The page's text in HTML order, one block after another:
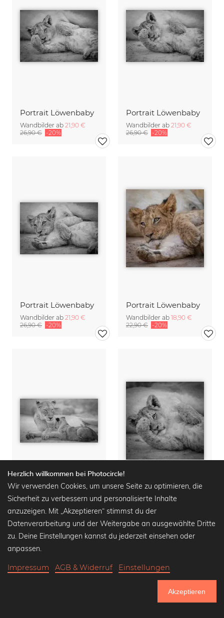
Portrait Löwenbaby
Wandbilder ab 21,90 €
26,90 € -20%
Portrait Löwenbaby
Wandbilder ab 21,90 €
26,90 € -20%
Portrait Löwenbaby
Wandbilder ab 21,90 €
26,90 € -20%
Portrait Löwenbaby
Wandbilder ab 18,90 €
22,90 € -20%
Portrait Löwin mit Löwenbaby
Wandbilder ab18,90 €
22,90 €
Portrait Löwenbaby
Wandbilder ab
Herzlich willkommen bei Photocircle!
Wir verwenden Cookies, um unsere Seite zu optimieren, die
Sicherheit zu verbessern und personalisierte Inhalte
anzuzeigen. Mit „Akzeptieren“ stimmst du der
Datenverarbeitung und der Weitergabe an ausgewählte Dritte
zu. Deine Einstellungen kannst du jederzeit einsehen oder
anpassen.
Impressum AGB & Widerruf Einstellungen
Akzeptieren